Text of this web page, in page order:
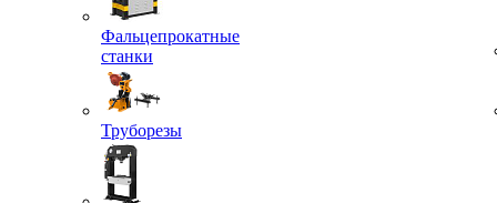
Фальцепрокатные
станки
Труборезы